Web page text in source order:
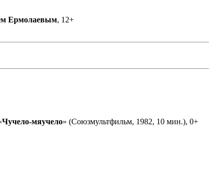
Ермолаевым, 12+
Чучело-мяучело» (Союзмультфильм, 1982, 10 мин.), 0+